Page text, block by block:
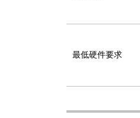
最低硬件要求